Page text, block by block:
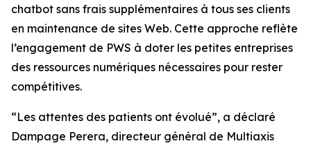
chatbot sans frais supplémentaires à tous ses clients
en maintenance de sites Web. Cette approche reflète
l’engagement de PWS à doter les petites entreprises
des ressources numériques nécessaires pour rester
compétitives.
“Les attentes des patients ont évolué”, a déclaré
Dampage Perera, directeur général de Multiaxis